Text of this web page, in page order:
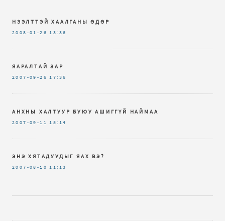
НЭЭЛТТЭЙ ХААЛГАНЫ ӨДӨР
2008-01-26 13:36
ЯАРАЛТАЙ ЗАР
2007-09-26 17:36
АНХНЫ ХАЛТУУР БУЮУ АШИГГҮЙ НАЙМАА
2007-09-11 15:14
ЭНЭ ХЯТАДУУДЫГ ЯАХ ВЭ?
2007-08-10 11:13